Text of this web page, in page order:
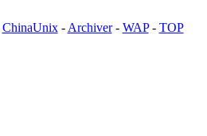
ChinaUnix- Archiver- WAP- TOP